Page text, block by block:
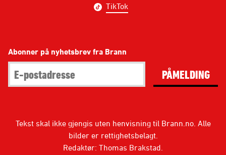
TikTok
Abonner på nyhetsbrev fra Brann
PÅMELDING
Tekst skal ikke gjengis uten henvisning til Brann.no. Alle
bilder er rettighetsbelagt.
Redaktør: Thomas Brakstad.